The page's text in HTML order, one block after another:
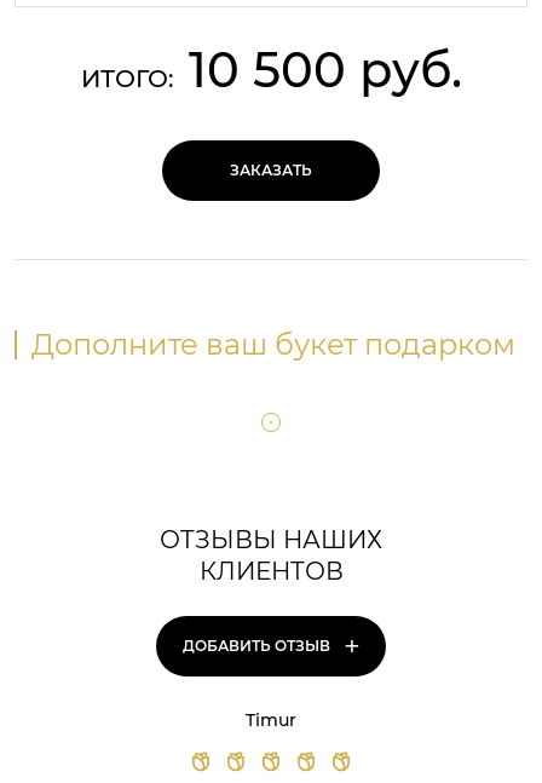
ИТОГО: 10 500 руб.
ЗАКАЗАТЬ
Дополните ваш букет подарком
ОТЗЫВЫ НАШИХ
КЛИЕНТОВ
ДОБАВИТЬ ОТЗЫВ +
Timur